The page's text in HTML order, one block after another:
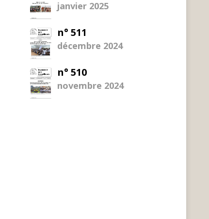
janvier 2025
n° 511
décembre 2024
n° 510
novembre 2024